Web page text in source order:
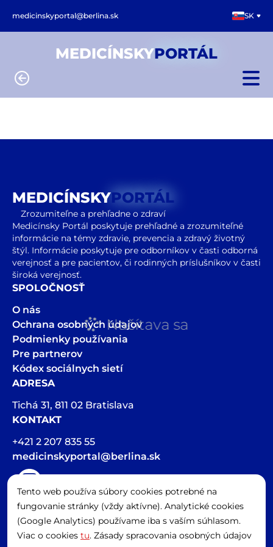
medicinskyportal@berlina.sk SK
MEDICÍNSKYPORTÁL
Načítava sa
Tento web používa súbory cookies potrebné na
fungovanie stránky (vždy aktívne). Analytické cookies
(Google Analytics) používame iba s vaším súhlasom.
Viac o cookies tu. Zásady spracovania osobných údajov
MEDICÍNSKYPORTÁL
Zrozumiteľne a prehľadne o zdraví
Medicínsky Portál poskytuje prehľadné a zrozumiteľné
informácie na témy zdravie, prevencia a zdravý životný
štýl. Informácie poskytuje pre odborníkov v časti odborná
verejnosť a pre pacientov, či rodinných príslušníkov v časti
široká verejnosť.
SPOLOČNOSŤ
O nás
Ochrana osobných údajov
Podmienky používania
Pre partnerov
Kódex sociálnych sietí
ADRESA
Tichá 31, 811 02 Bratislava
KONTAKT
+421 2 207 835 55
medicinskyportal@berlina.sk
Hlasová stopa v článkoch bola vygenerovaná pomocou AI
Spravovať cookies